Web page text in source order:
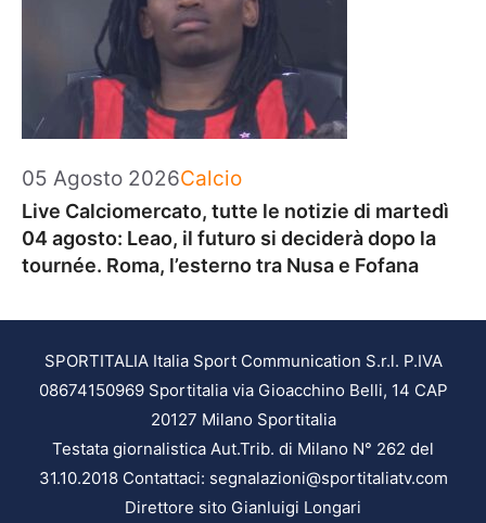
05 Agosto 2026Categorie
Calcio
Live Calciomercato, tutte le notizie di martedì
04 agosto: Leao, il futuro si deciderà dopo la
tournée. Roma, l’esterno tra Nusa e Fofana
SPORTITALIA Italia Sport Communication S.r.l. P.IVA
08674150969 Sportitalia via Gioacchino Belli, 14 CAP
20127 Milano Sportitalia
Testata giornalistica Aut.Trib. di Milano N° 262 del
31.10.2018 Contattaci: segnalazioni@sportitaliatv.com
Direttore sito Gianluigi Longari